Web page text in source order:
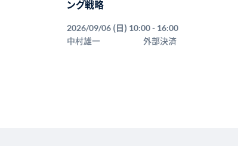
ング戦略
2026/09/06 (日) 10:00 - 16:00
中村雄一 外部決済